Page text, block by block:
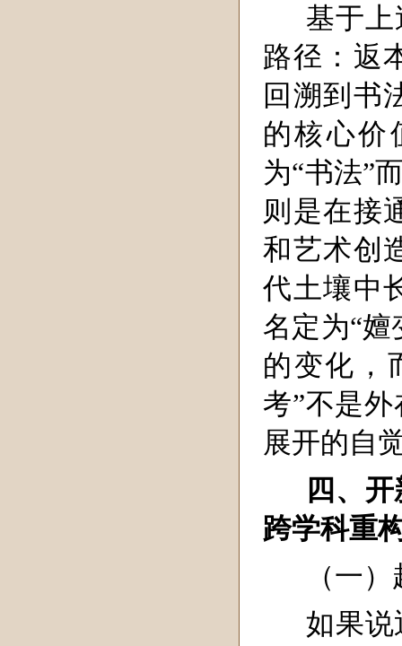
基于上
路径：返
回溯到书
的核心价
为“书法”
则是在接
和艺术创
代土壤中
名定为“
的变化，
考”不是
展开的自
四、
跨学科重
（一
如果说